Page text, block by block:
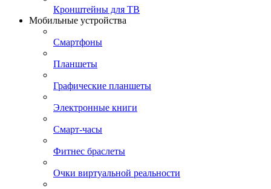
Кронштейны для ТВ
Мобильные устройства
Смартфоны
Планшеты
Графические планшеты
Электронные книги
Смарт-часы
Фитнес браслеты
Очки виртуальной реальности